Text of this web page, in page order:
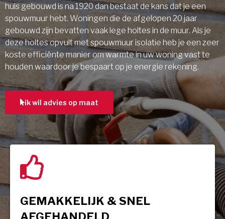
huis gebouwd is na 1920 dan bestaat de kans dat je een
spouwmuur hebt. Woningen die de afgelopen 20 jaar
gebouwd zijn bevatten vaak lege holtes in de muur. Als je
deze holtes opvult met spouwmuur isolatie heb je een zeer
koste efficiënte manier om warmte in uw woning vast te
houden waardoor je bespaart op je energie rekening.
ik wil advies op maat
GEMAKKELIJK & SNEL